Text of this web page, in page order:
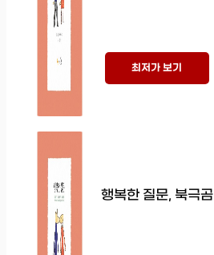
최저가 보기
행복한 질문, 북극곰